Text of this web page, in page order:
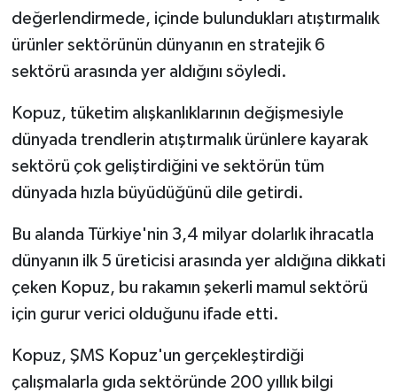
değerlendirmede, içinde bulundukları atıştırmalık
ürünler sektörünün dünyanın en stratejik 6
sektörü arasında yer aldığını söyledi.
Kopuz, tüketim alışkanlıklarının değişmesiyle
dünyada trendlerin atıştırmalık ürünlere kayarak
sektörü çok geliştirdiğini ve sektörün tüm
dünyada hızla büyüdüğünü dile getirdi.
Bu alanda Türkiye'nin 3,4 milyar dolarlık ihracatla
dünyanın ilk 5 üreticisi arasında yer aldığına dikkati
çeken Kopuz, bu rakamın şekerli mamul sektörü
için gurur verici olduğunu ifade etti.
Kopuz, ŞMS Kopuz'un gerçekleştirdiği
çalışmalarla gıda sektöründe 200 yıllık bilgi